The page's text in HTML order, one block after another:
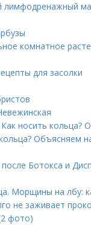
лимфодренажный
комнатное
для засолки
носить кольца?
Объясняем
Ботокса и
Морщины на лбу:
не заживает
фото)